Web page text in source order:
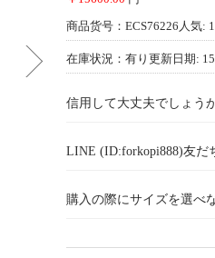
商品货号：ECS76226 人気:
在庫状況：有り 更新日期:
信用して大丈夫でしょう
LINE (ID:forkopi888)友だ
購入の際にサイズを選べ